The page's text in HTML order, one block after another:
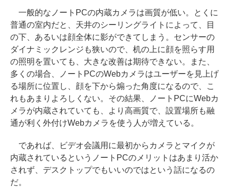
一般的なノートPCの内蔵カメラは画質が低い。とくに
普通の室内だと、天井のシーリングライトによって、目
の下、あるいは顔全体に影ができてしまう。センサーの
ダイナミックレンジも狭いので、机の上に顔を照らす用
の照明を置いても、大きな改善は期待できない。また、
多くの場合、ノートPCのWebカメラはユーザーを見上げ
る場所に位置し、顔を下から煽った角度になるので、こ
れもあまりよろしくない。その結果、ノートPCにWebカ
メラが内蔵されていても、より高画質で、設置場所も融
通が利く外付けWebカメラを使う人が増えている。
であれば、ビデオ会議用に最初からカメラとマイクが
内蔵されているというノートPCのメリットはあまり活か
されず、デスクトップでもいいのではという話になるの
だ。